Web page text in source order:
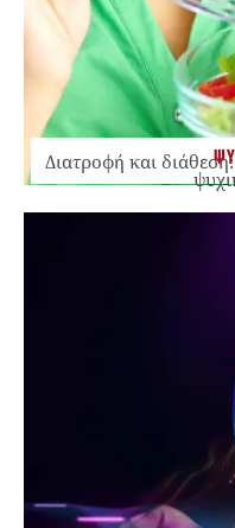
Διατροφή και